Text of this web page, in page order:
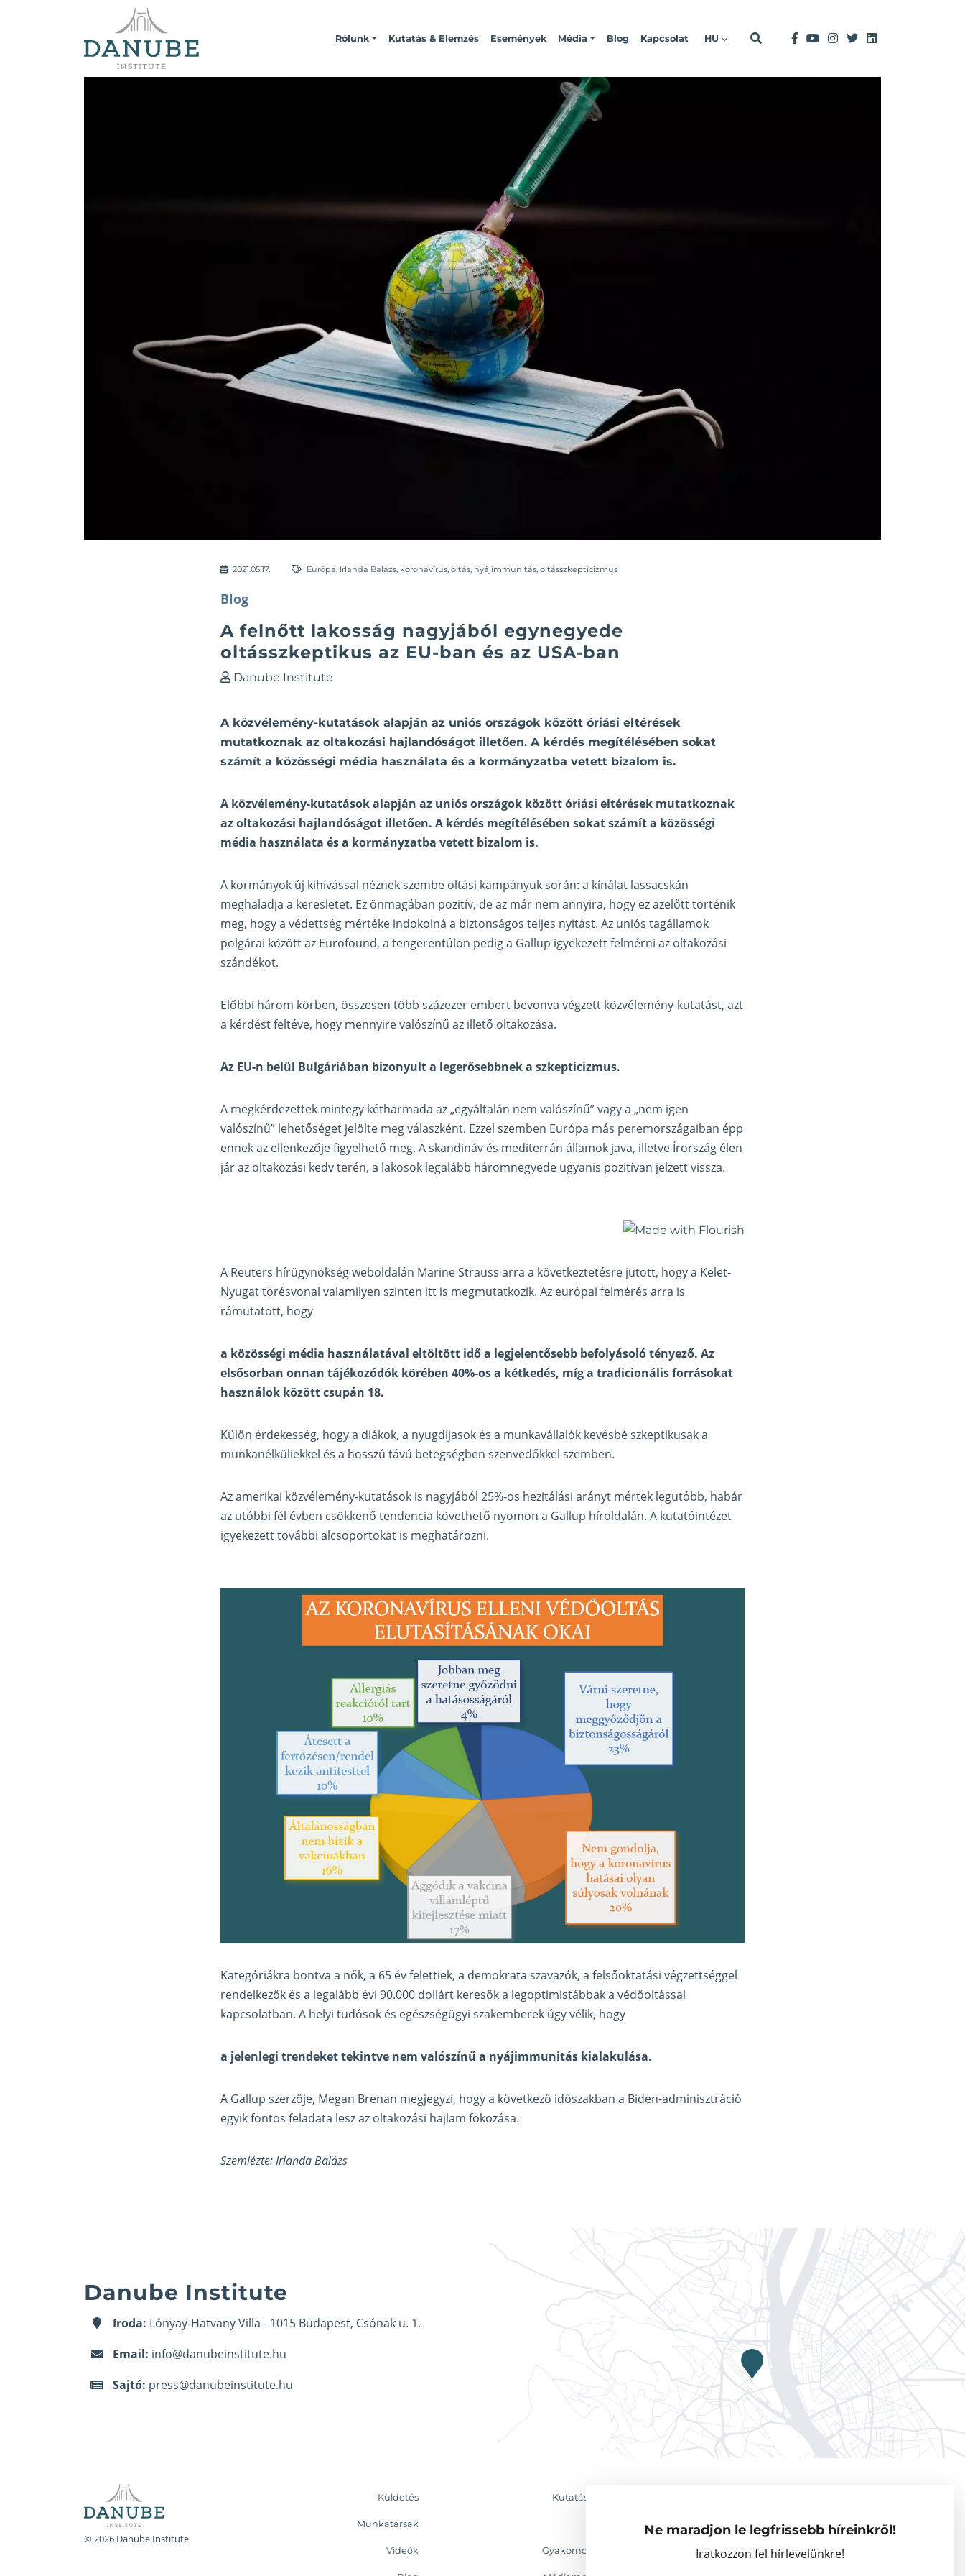
Ne maradjon le legfrissebb híreinkről!
Iratkozzon fel hírlevelünkre!
Rólunk Kutatás & Elemzés Események Média Blog Kapcsolat HU
2021.05.17. Európa Irlanda Balázs koronavírus oltás nyájimmunitás oltásszkepticizmus
Blog
A felnőtt lakosság nagyjából egynegyede
oltásszkeptikus az EU-ban és az USA-ban
Danube Institute
A közvélemény-kutatások alapján az uniós országok között óriási eltérések
mutatkoznak az oltakozási hajlandóságot illetően. A kérdés megítélésében sokat
számít a közösségi média használata és a kormányzatba vetett bizalom is.
A közvélemény-kutatások alapján az uniós országok között óriási eltérések mutatkoznak
az oltakozási hajlandóságot illetően. A kérdés megítélésében sokat számít a közösségi
média használata és a kormányzatba vetett bizalom is.
A kormányok új kihívással néznek szembe oltási kampányuk során: a kínálat lassacskán
meghaladja a keresletet. Ez önmagában pozitív, de az már nem annyira, hogy ez azelőtt történik
meg, hogy a védettség mértéke indokolná a biztonságos teljes nyitást. Az uniós tagállamok
polgárai közöttaz Eurofound, a tengerentúlon pedig a Gallup igyekezett felmérni az oltakozási
szándékot.
Előbbi három körben, összesen több százezer embert bevonva végzett közvélemény-kutatást, azt
a kérdést feltéve, hogy mennyire valószínű az illető oltakozása.
Az EU-n belül Bulgáriában bizonyult a legerősebbnek a szkepticizmus.
A megkérdezettek mintegy kétharmada az „egyáltalán nem valószínű” vagy a „nem igen
valószínű” lehetőséget jelölte meg válaszként. Ezzel szemben Európa más peremországaiban épp
ennek az ellenkezője figyelhető meg. A skandináv és mediterrán államok java, illetve Írország élen
jár az oltakozási kedv terén, a lakosok legalább háromnegyede ugyanis pozitívan jelzett vissza.
A Reuters hírügynökség weboldalán Marine Strauss arra a következtetésre jutott, hogy a Kelet-
Nyugat törésvonal valamilyen szinten itt is megmutatkozik. Az európai felmérés arra is
rámutatott, hogy
a közösségi média használatával eltöltött idő a legjelentősebb befolyásoló tényező. Az
elsősorban onnan tájékozódók körében 40%-os a kétkedés, míg a tradicionális forrásokat
használok között csupán 18.
Külön érdekesség, hogy a diákok, a nyugdíjasok és a munkavállalók kevésbé szkeptikusak a
munkanélküliekkel és a hosszú távú betegségben szenvedőkkel szemben.
Az amerikai közvélemény-kutatások is nagyjából 25%-os hezitálási arányt mértek legutóbb, habár
az utóbbi fél évben csökkenő tendencia követhető nyomon a Gallup híroldalán. A kutatóintézet
igyekezett további alcsoportokat is meghatározni.
Kategóriákra bontva a nők, a 65 év felettiek, a demokrata szavazók, a felsőoktatási végzettséggel
rendelkezők és a legalább évi 90.000 dollárt keresők a legoptimistábbak a védőoltással
kapcsolatban. A helyi tudósok és egészségügyi szakemberek úgy vélik, hogy
a jelenlegi trendeket tekintve nem valószínű a nyájimmunitás kialakulása.
A Gallup szerzője, Megan Brenan megjegyzi, hogy a következő időszakban a Biden-adminisztráció
egyik fontos feladata lesz az oltakozási hajlam fokozása.
Szemlézte: Irlanda Balázs
Danube Institute
Iroda: Lónyay-Hatvany Villa - 1015 Budapest, Csónak u. 1.
Email: info@danubeinstitute.hu
Sajtó: press@danubeinstitute.hu
© 2026 Danube Institute
Küldetés Kutatás & Elemzés
Munkatársak Vendégkutatók
Videók Gyakornoki program Partnerszervezetek